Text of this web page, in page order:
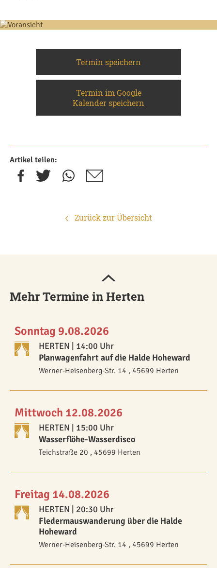
Termin speichern
Termin im Google
Kalender speichern
Artikel teilen:
Zurück zur Übersicht
Mehr Termine in Herten
Sonntag 9.08.2026
HERTEN | 14:00 Uhr
Planwagenfahrt auf die Halde Hoheward
Werner-Heisenberg-Str. 14 , 45699 Herten
Mittwoch 12.08.2026
HERTEN | 15:00 Uhr
Wasserflöhe-Wasserdisco
Teichstraße 20 , 45699 Herten
Freitag 14.08.2026
HERTEN | 20:30 Uhr
Fledermauswanderung über die Halde
Hoheward
Werner-Heisenberg-Str. 14 , 45699 Herten